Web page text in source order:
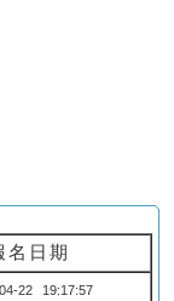
名日期
22 19:17:57